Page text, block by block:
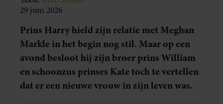
29 juni 2026
Prins Harry hield zijn relatie met Meghan
Markle in het begin nog stil. Maar op een
avond besloot hij zijn broer prins William
en schoonzus prinses Kate toch te vertellen
dat er een nieuwe vrouw in zijn leven was.